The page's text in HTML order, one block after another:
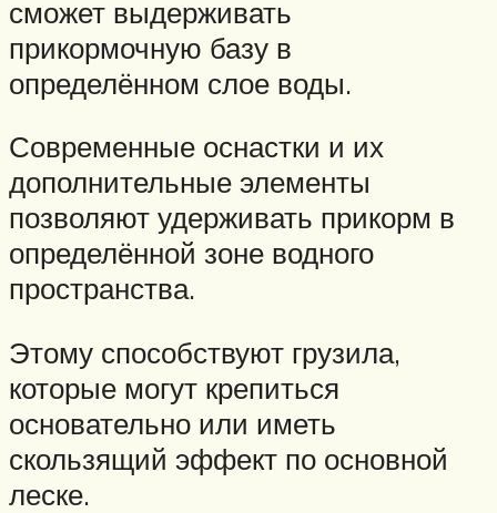
сможет выдерживать
прикормочную базу в
определённом слое воды.
Современные оснастки и их
дополнительные элементы
позволяют удерживать прикорм в
определённой зоне водного
пространства.
Этому способствуют грузила,
которые могут крепиться
основательно или иметь
скользящий эффект по основной
леске.